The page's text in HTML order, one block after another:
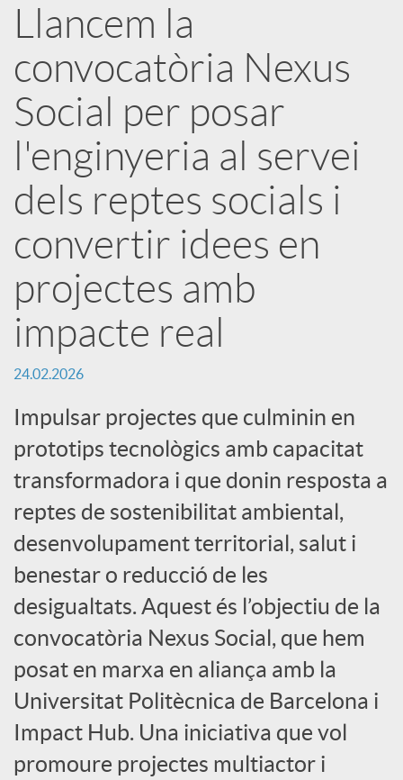
p
a
r
t
i
r
a
X
a
r
x
e
s
Llancem la
convocatòria Nexus
Social per posar
l'enginyeria al servei
dels reptes socials i
convertir idees en
projectes amb
impacte real
24.02.2026
Impulsar projectes que culminin en
prototips tecnològics amb capacitat
transformadora i que donin resposta a
reptes de sostenibilitat ambiental,
desenvolupament territorial, salut i
benestar o reducció de les
desigualtats. Aquest és l’objectiu de la
convocatòria Nexus Social, que hem
posat en marxa en aliança amb la
Universitat Politècnica de Barcelona i
Impact Hub. Una iniciativa que vol
promoure projectes multiactor i